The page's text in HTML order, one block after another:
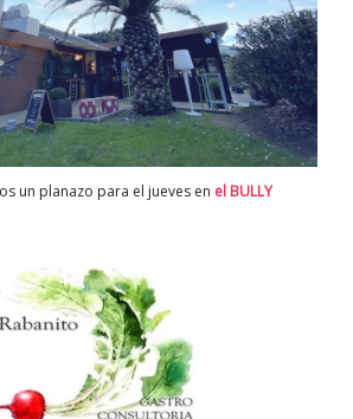
un planazo para el jueves en el BULLY